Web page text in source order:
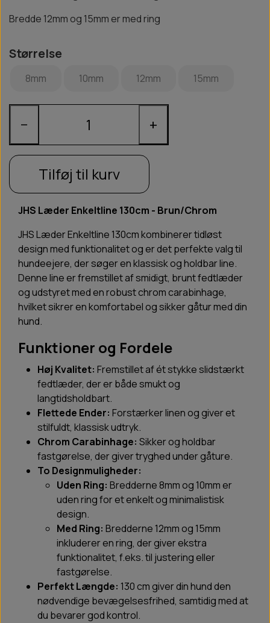
Bredde 12mm og 15mm er med ring
Størrelse
8mm 10mm 12mm 15mm
− +
Tilføj til kurv
JHS Læder Enkeltline 130cm - Brun/Chrom
JHS Læder Enkeltline 130cm kombinerer tidløst
design med funktionalitet og er det perfekte valg til
hundeejere, der søger en klassisk og holdbar line.
Denne line er fremstillet af smidigt, brunt fedtlæder
og udstyret med en robust chrom carabinhage,
hvilket sikrer en komfortabel og sikker gåtur med din
hund.
Funktioner og Fordele
Høj Kvalitet: Fremstillet af ét stykke slidstærkt
fedtlæder, der er både smukt og
langtidsholdbart.
Flettede Ender: Forstærker linen og giver et
stilfuldt, klassisk udtryk.
Chrom Carabinhage: Sikker og holdbar
fastgørelse, der giver tryghed under gåture.
To Designmuligheder:
Uden Ring: Bredderne 8mm og 10mm er
uden ring for et enkelt og minimalistisk
design.
Med Ring: Bredderne 12mm og 15mm
inkluderer en ring, der giver ekstra
funktionalitet, f.eks. til justering eller
fastgørelse.
Perfekt Længde: 130 cm giver din hund den
nødvendige bevægelsesfrihed, samtidig med at
du bevarer god kontrol.